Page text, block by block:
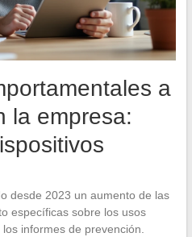
a
la empresa:
desde 2023 un aumento de las
específicas sobre los usos
informes de prevención.